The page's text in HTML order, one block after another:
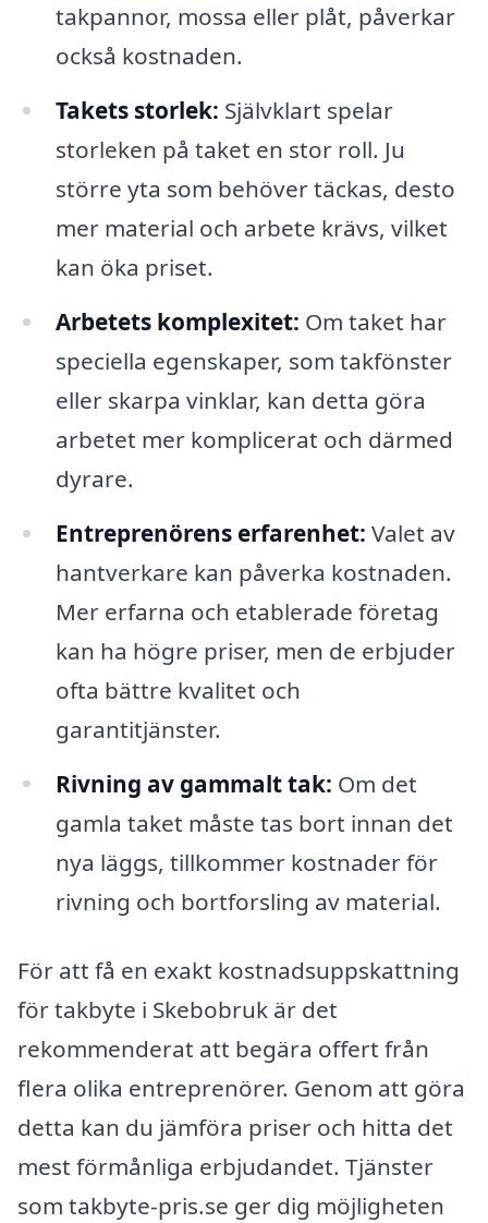
takpannor, mossa eller plåt, påverkar
också kostnaden.
Takets storlek: Självklart spelar
storleken på taket en stor roll. Ju
större yta som behöver täckas, desto
mer material och arbete krävs, vilket
kan öka priset.
Arbetets komplexitet: Om taket har
speciella egenskaper, som takfönster
eller skarpa vinklar, kan detta göra
arbetet mer komplicerat och därmed
dyrare.
Entreprenörens erfarenhet: Valet av
hantverkare kan påverka kostnaden.
Mer erfarna och etablerade företag
kan ha högre priser, men de erbjuder
ofta bättre kvalitet och
garantitjänster.
Rivning av gammalt tak: Om det
gamla taket måste tas bort innan det
nya läggs, tillkommer kostnader för
rivning och bortforsling av material.
För att få en exakt kostnadsuppskattning
för takbyte i Skebobruk är det
rekommenderat att begära offert från
flera olika entreprenörer. Genom att göra
detta kan du jämföra priser och hitta det
mest förmånliga erbjudandet. Tjänster
som takbyte-pris.se ger dig möjligheten